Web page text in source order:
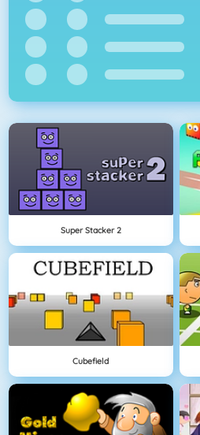
Super Stacker 2
Cubefield